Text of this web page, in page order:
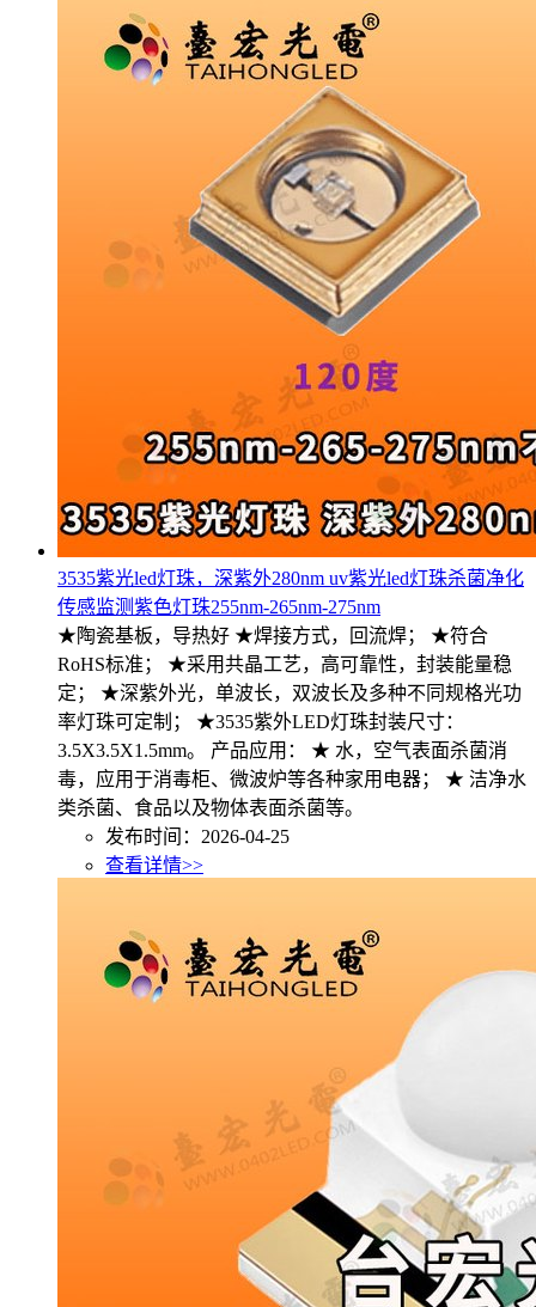
3535紫光led灯珠，深紫外280nm uv紫光led灯珠杀菌净化
传感监测紫色灯珠255nm-265nm-275nm
★陶瓷基板，导热好 ★焊接方式，回流焊； ★符合
RoHS标准； ★采用共晶工艺，高可靠性，封装能量稳
定； ★深紫外光，单波长，双波长及多种不同规格光功
率灯珠可定制； ★3535紫外LED灯珠封装尺寸：
3.5X3.5X1.5mm。 产品应用： ★ 水，空气表面杀菌消
毒，应用于消毒柜、微波炉等各种家用电器； ★ 洁净水
类杀菌、食品以及物体表面杀菌等。
发布时间：2026-04-25
查看详情>>